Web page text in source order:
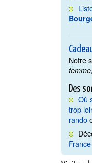
Notre
femme,
Des
Où
trop
rando
France